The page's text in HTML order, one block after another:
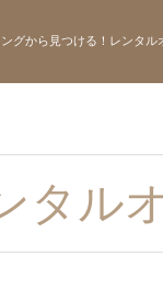
グから見つける！レンタル
タル